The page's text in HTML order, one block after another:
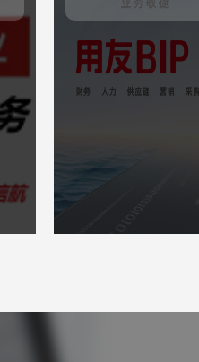
用友BIP 丨
务、人力、协同、
产、项目等一体化
商业的云服务包，使
就以客户为中心，
数字化智能企业。